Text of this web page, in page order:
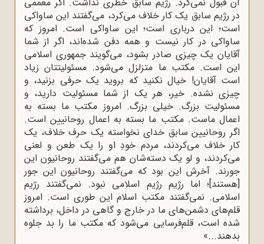
در رژیم سابق یک کار خلاف می‌کرد، می‌گفتند این ساواکی
است؛ این درباری است؛ این ساواکی است. امروز که
ساواکی در کار نیست و همه دفن‌ شده‌اند، اگر از شما
آقایان یک چیزی صادر بشود، می‌گویند جمهوری اسلامی
این است. مکتب ما متزلزل می‌شود. مسئولیتتان زیاد
است آقایان! خیال نکنید که بروید یک حرفی بزنید، و
چیزی نشده. خیر، هر یک از شما مسئولیت دارید، و
مسئولیت بزرگ. خیلی بزرگ. امروز مکتب ما بسته به
اعمال ماست. مکتب ما بسته به اعمال روحانیین است.
اگر روحانیین سابق خدای نخواسته یک حرف خلاف، یک
کار خلاف می‌کردند، مردم خودِ او را یک طعن و لعنی
می‌کردند، و لو یک دسته‌شان هم می‌گفتند روحانیون این
جورند. آخرش این بود که می‌گفتند روحانیون این جور
[هستند]؛ اما رژیم رژیم اسلامی نبود. نمی‌گفتند رژیم
اسلامی. نمی‌گفتند مکتب اسلام این طوری است. امروز
قلم‌های دشمن‌های ما در خارج و گاهی در داخل، برداشته
شده است، قلم‌فرسایی می‌شود که مکتب ما را بد جلوه
بدهند...»